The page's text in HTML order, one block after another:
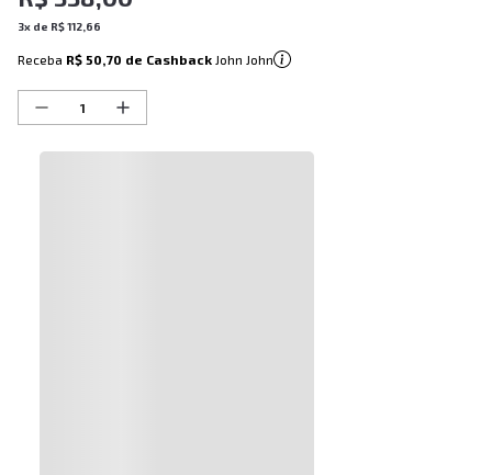
3x de R$112 66
Receba R$ 50,70 de Cashback John John